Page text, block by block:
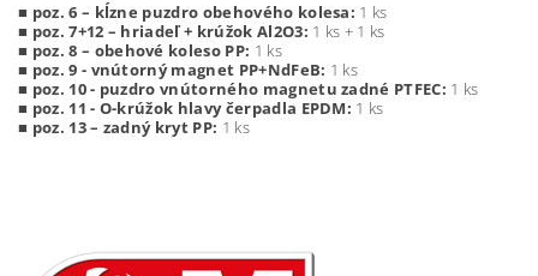
■ poz. 6 – kĺzne puzdro obehového kolesa: 1 ks
■ poz. 7+12 – hriadeľ + krúžok Al2O3: 1 ks + 1 ks
■ poz. 8 – obehové koleso PP: 1 ks
■ poz. 9 - vnútorný magnet PP+NdFeB: 1 ks
■ poz. 10 - puzdro vnútorného magnetu zadné PTFEC: 1 ks
■ poz. 11 - O-krúžok hlavy čerpadla EPDM: 1 ks
■ poz. 13 – zadný kryt PP: 1 ks